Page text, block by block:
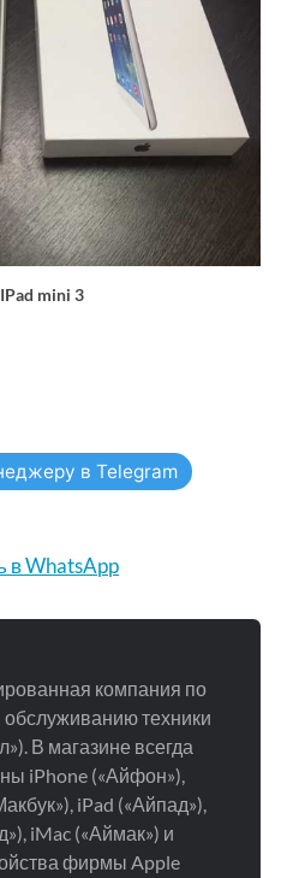
mini 3
в Telegram
в WhatsApp
компания по
техники
В магазине всегда
iPhone («Айфон»),
iPad («Айпад»),
iMac («Аймак») и
фирмы Apple